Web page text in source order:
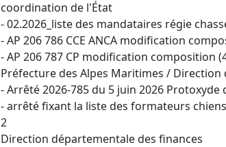
coordination de l'État
- 02.2026_liste des mandataires régie
- AP 206 786 CCE ANCA modification
- AP 206 787 CP modification composition
Préfecture des Alpes Maritimes / Direction
- Arrêté 2026-785 du 5 juin 2026 Protoxyde
- arrêté fixant la liste des formateurs
2
Direction départementale des finances